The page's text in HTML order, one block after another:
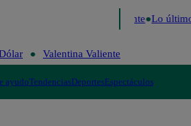
Valentina Valiente Lo último
Valentina Valiente
ayudoTendenciasDeportesEspectáculos